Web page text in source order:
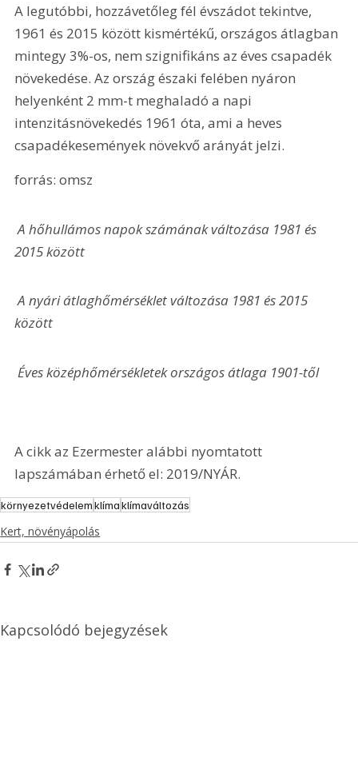
A legutóbbi, hozzávetőleg fél évszádot tekintve,
1961 és 2015 között kismértékű, országos átlagban
mintegy 3%-os, nem szignifikáns az éves csapadék
növekedése. Az ország északi felében nyáron
helyenként 2 mm-t meghaladó a napi
intenzitásnövekedés 1961 óta, ami a heves
csapadékesemények növekvő arányát jelzi.
forrás: omsz
A hőhullámos napok számának változása 1981 és
2015 között
A nyári átlaghőmérséklet változása 1981 és 2015
között
Éves középhőmérsékletek országos átlaga 1901-től
A cikk az Ezermester alábbi nyomtatott
lapszámában érhető el: 2019/NYÁR.
környezetvédelemklímaklímaváltozás
Kert, növényápolás
Kapcsolódó bejegyzések